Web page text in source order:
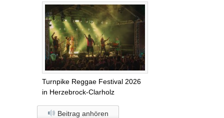
Turnpike Reggae Festival 2026
in Herzebrock-Clarholz
Beitrag anhören